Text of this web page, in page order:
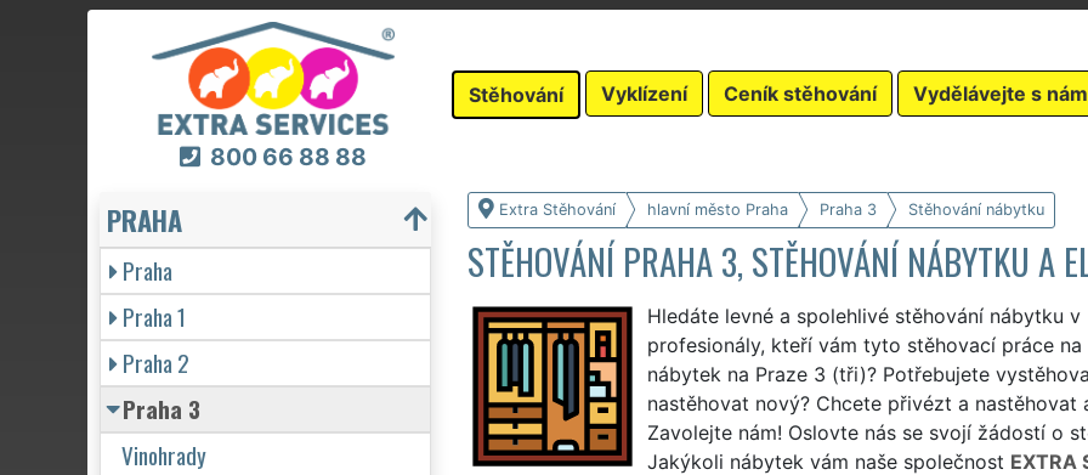
800 66 88 88
Stěhování Vyklízení Ceník stěhování Vydělávejte s
Extra Stěhování hlavní město Praha Praha 3 Stěhování nábytku
STĚHOVÁNÍ PRAHA 3, STĚHOVÁNÍ NÁBYTKU A
Hledáte levné a spolehlivé stěhování nábytku
profesionály, kteří vám tyto stěhovací práce
nábytek na Praze 3 (tři)? Potřebujete
nastěhovat nový? Chcete přivézt a
Zavolejte nám! Oslovte nás se svojí žádostí o
Jakýkoli nábytek vám naše společnost EXTRA
PRAHA
Praha
Praha 1
Praha 2
Praha 3
Vinohrady